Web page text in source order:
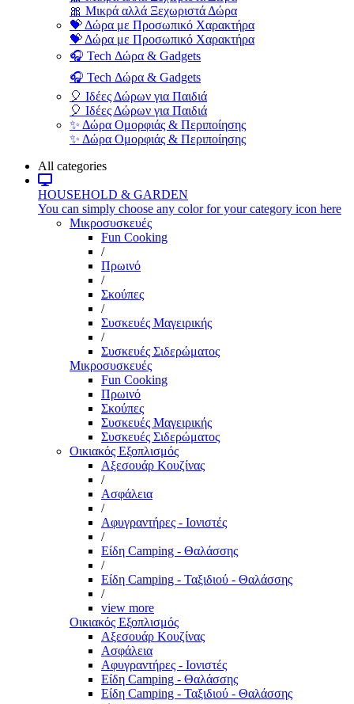
🎀 Μικρά αλλά Ξεχωριστά Δώρα
💝 Δώρα με Προσωπικό Χαρακτήρα
💝 Δώρα με Προσωπικό Χαρακτήρα
🎧 Tech Δώρα & Gadgets
🎧 Tech Δώρα & Gadgets
🎈 Ιδέες Δώρων για Παιδιά
🎈 Ιδέες Δώρων για Παιδιά
✨ Δώρα Ομορφιάς & Περιποίησης
✨ Δώρα Ομορφιάς & Περιποίησης
All categories
HOUSEHOLD & GARDEN
You can simply choose any color for your category icon here
Μικροσυσκευές
Fun Cooking
/
Πρωινό
/
Σκούπες
/
Συσκευές Μαγειρικής
/
Συσκευές Σιδερώματος
Μικροσυσκευές
Fun Cooking
Πρωινό
Σκούπες
Συσκευές Μαγειρικής
Συσκευές Σιδερώματος
Οικιακός Εξοπλισμός
Αξεσουάρ Κουζίνας
/
Ασφάλεια
/
Αφυγραντήρες - Ιονιστές
/
Είδη Camping - Θαλάσσης
/
Είδη Camping - Ταξιδιού - Θαλάσσης
/
view more
Οικιακός Εξοπλισμός
Αξεσουάρ Κουζίνας
Ασφάλεια
Αφυγραντήρες - Ιονιστές
Είδη Camping - Θαλάσσης
Είδη Camping - Ταξιδιού - Θαλάσσης